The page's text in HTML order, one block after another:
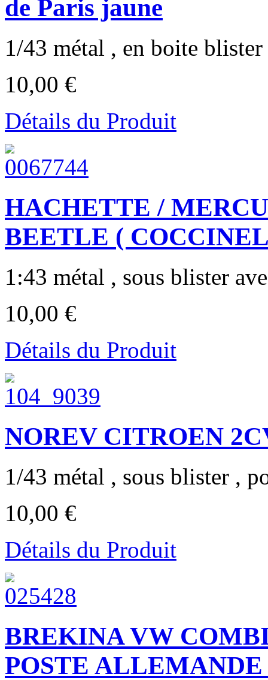
de Paris jaune
1/43 métal , en boite blister
10,00 €
Détails du Produit
HACHETTE /
BEETLE (
1:43 métal , sous blister
10,00 €
Détails du Produit
NOREV CITROEN
1/43 métal , sous blister ,
10,00 €
Détails du Produit
BREKINA VW
POSTE ALLEMANDE